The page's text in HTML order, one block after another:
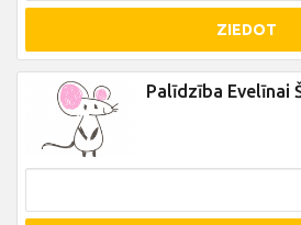
ZIEDOT
Palīdzība Evelīnai